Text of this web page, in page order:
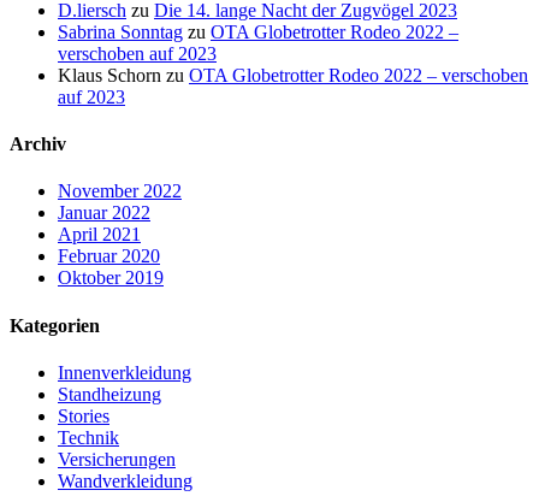
D.liersch zu Die 14. lange Nacht der Zugvögel 2023
Sabrina Sonntag zu OTA Globetrotter Rodeo 2022 –
verschoben auf 2023
Klaus Schorn zu OTA Globetrotter Rodeo 2022 – verschoben
auf 2023
Archiv
November 2022
Januar 2022
April 2021
Februar 2020
Oktober 2019
Kategorien
Innenverkleidung
Standheizung
Stories
Technik
Versicherungen
Wandverkleidung